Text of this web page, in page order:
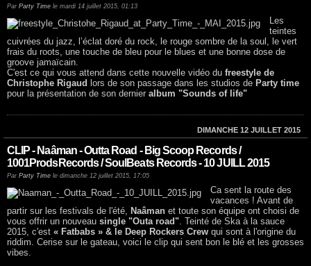
Par Party Time le mardi 14 juillet 2015, 01:13
Les
teintes
cuivrées du jazz, l’éclat doré du rock, le rouge sombre de la soul, le vert
frais du roots, une touche de bleu pour le blues et une bonne dose de
groove jamaïcain.
C'est ce qui vous attend dans cette nouvelle vidéo du freestyle de
Christophe Rigaud lors de son passage dans les studios de Party time
pour la présentation de son dernier album "Sounds of life"
DIMANCHE 12 JUILLET 2015
CLIP - Naâman - Outta Road - Big Scoop Records /
1001ProdsRecords / SoulBeats Records - 10 JUILL 2015
Par Party Time le dimanche 12 juillet 2015, 17:05
Ca sent la route des
vacances ! Avant de
partir sur les festivals de l'été,
Naâman et toute son équipe ont choisi de
vous offrir un nouveau single "Outa road" . Teinté de Ska à la sauce
2015, c'est « Fatbabs » & le Deep Rockers Crew qui sont à l'origine du
riddim. Cerise sur le gateau, voici le clip qui sent bon le blé et les grosses
vibes.